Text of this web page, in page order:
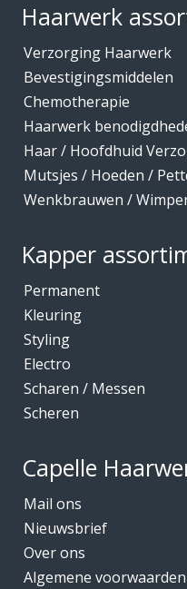
Hygiene
Kammen
Kapmantels /
Keratine
Mediceuticals bij
Mediceuticals bij
Mediceuticals bij
Meubels Voor
Mobiele Kapper
Mutsjes
Mutsjes / Hoeden
Haarwerk
Verzorging Haarwerk
Bevestigingsmiddelen
Chemotherapie
Haarwerk
Haar / Hoofdhuid
Mutsjes / Hoeden /
Wenkbrauwen /
Kapper
Permanent
Kleuring
Styling
Electro
Scharen / Messen
Scheren
Capelle
Mail ons
Nieuwsbrief
Over ons
Algemene voorwaarden